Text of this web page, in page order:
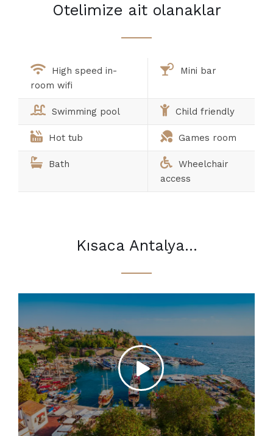
Otelimize ait olanaklar
High speed in-
room wifi
Mini bar
Swimming pool Child friendly
Hot tub Games room
Bath
Wheelchair
access
Kısaca Antalya...